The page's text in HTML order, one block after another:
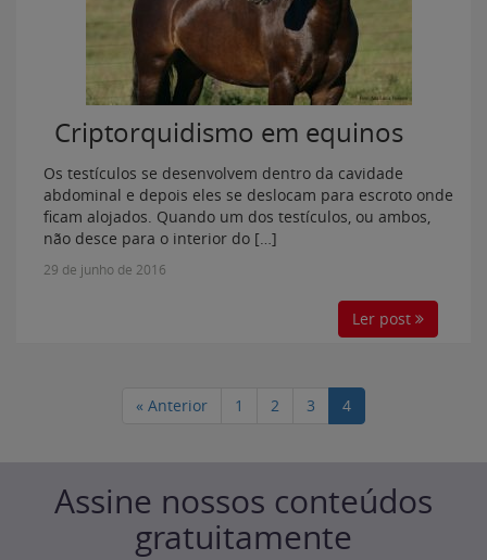
Criptorquidismo em equinos
Os testículos se desenvolvem dentro da cavidade
abdominal e depois eles se deslocam para escroto onde
ficam alojados. Quando um dos testículos, ou ambos,
não desce para o interior do […]
29 de junho de 2016
Ler post
« Anterior 1 2 3 4
Assine nossos conteúdos
gratuitamente